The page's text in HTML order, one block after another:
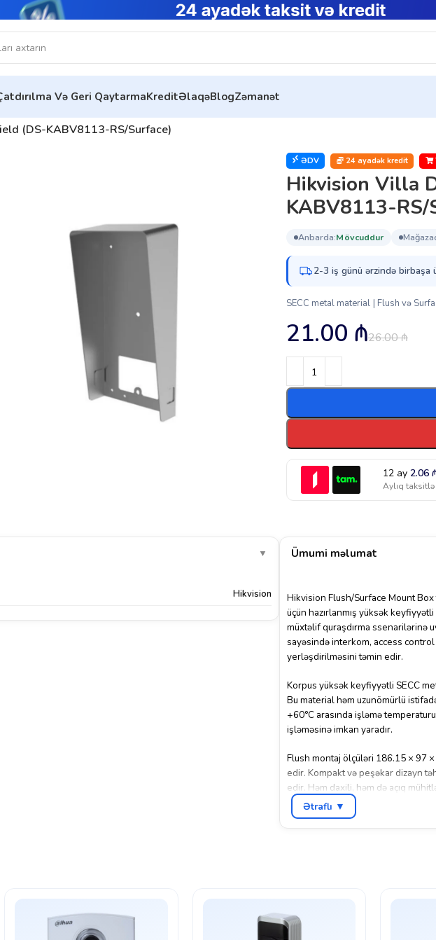
Və Geri QaytarmaKreditƏlaqəBlogZəmanət
(DS-KABV8113-RS/Surface)
ƏDV 24 ayadək kredit
Hikvision Villa
KABV8113-RS/
anbarda: mövcuddur
2-3 iş günü ərzində birbaşa
SECC metal material | Flush və
26.00₼
21.00 ₼
12 ay2.06
Aylıq
▼
Hikvision
Ümumi məlumat
Hikvision Flush/Surface Mount
üçün hazırlanmış yüksək
müxtəlif quraşdırma ssenarilərinə
sayəsində interkom, access
yerləşdirilməsini təmin edir.
Korpus yüksək keyfiyyətli SECC
Bu material həm uzunömürlü
+60°C arasında işləmə
işləməsinə imkan yaradır.
Flush montaj ölçüləri 186.15 × 97
edir. Kompakt və peşəkar dizayn
edir. Həm daxili, həm də açıq
giriş nəzarət sistemləri üçün ideal
Ətraflı ▼